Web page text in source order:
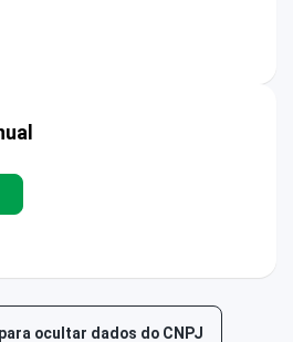
ocultar dados do CNPJ